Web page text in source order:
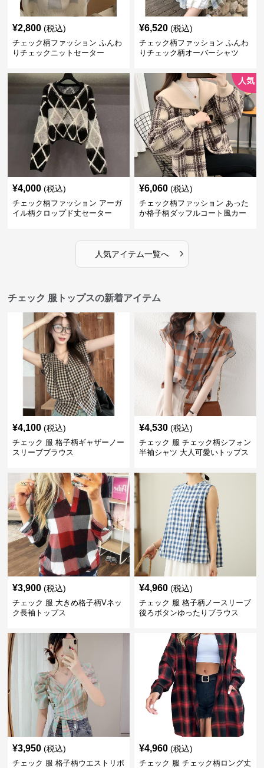
¥2,800 (税込)
チェック柄ファッション ふんわ
りチェックニットセーター
¥6,520 (税込)
チェック柄ファッション ふんわ
りチェック柄オーバーシャツ
¥4,000 (税込)
チェック柄ファッション アーガ
イル柄クロップド丈セーター
人気
¥6,060 (税込)
チェック柄ファッション あった
か格子柄ダッフルコート風カー
人気アイテム一覧へ ›
チェック 服トップスの新着アイテム
¥4,100 (税込)
チェック 服 格子柄ギャザーノー
スリーブブラウス
¥4,530 (税込)
チェック 服 チェック柄シフォン
半袖シャツ 大人可愛いトップス
¥3,900 (税込)
チェック 服 大きめ格子柄Vネッ
ク長袖トップス
¥4,960 (税込)
チェック 服 格子柄ノースリーブ
後ろボタンゆったりブラウス
¥3,950 (税込)
チェック 服 格子柄ウエストリボ
¥4,960 (税込)
チェック 服 チェック柄ロング丈